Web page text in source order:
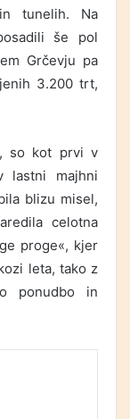
tunelih. Na
še pol
Grčevju pa
3.200 trt,
so kot prvi v
lastni majhni
blizu misel,
celotna
proge«, kjer
leta, tako z
ponudbo in